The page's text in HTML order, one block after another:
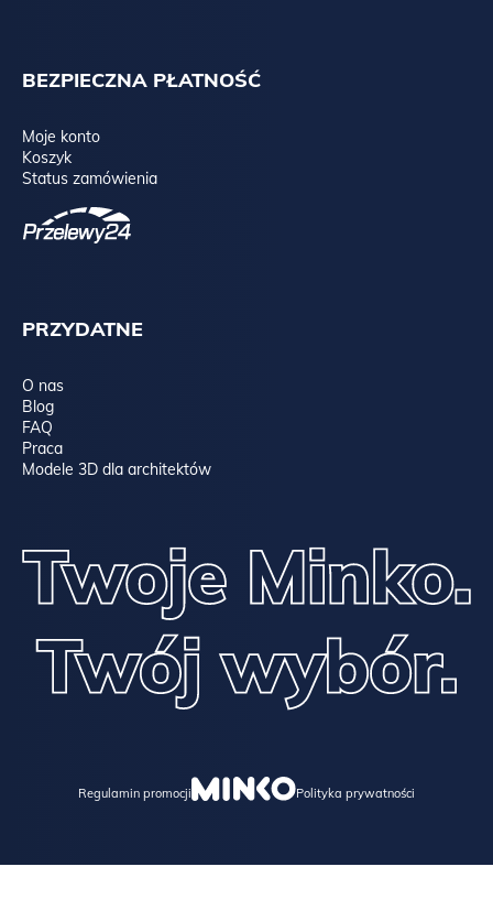
BEZPIECZNA PŁATNOŚĆ
Moje konto
Koszyk
Status zamówienia
PRZYDATNE
O nas
Blog
FAQ
Praca
Modele 3D dla architektów
Regulamin promocji Polityka prywatności